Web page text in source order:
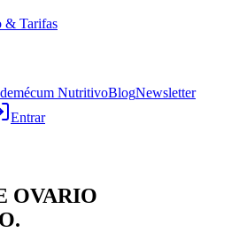
& Tarifas
NutritivoBlogNewsletter
Entrar
OVARIO